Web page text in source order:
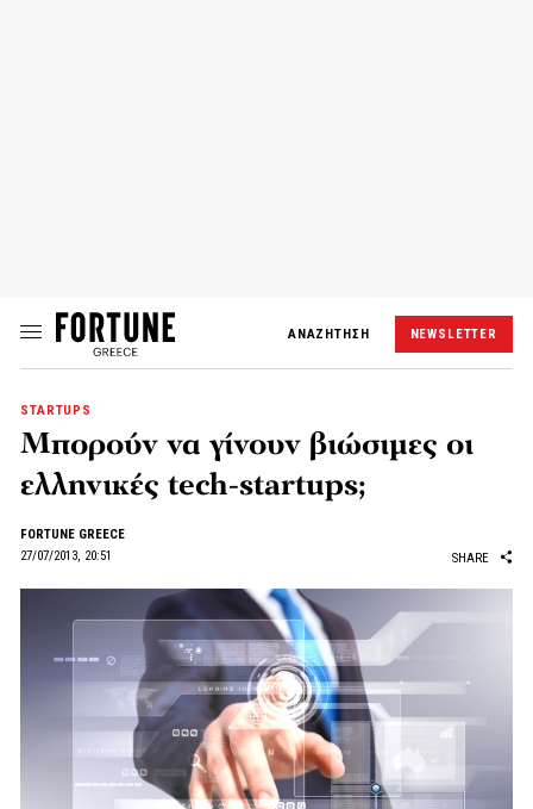
ΑΝΑΖΗΤΗΣΗ NEWSLETTER
STARTUPS
Μπορούν να γίνουν βιώσιμες οι
ελληνικές tech-startups;
FORTUNE GREECE
27/07/2013, 20:51
SHARE